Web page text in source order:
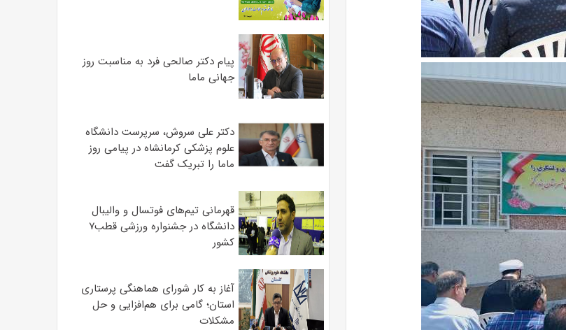
پیام دکتر صالحی فرد به مناسبت روز
جهانی ماما
دکتر علی سروش، سرپرست دانشگاه
علوم پزشکی کرمانشاه در پیامی روز
ماما را تبریک گفت
قهرمانی تیم‌های فوتسال و والیبال
دانشگاه در جشنواره ورزشی قطب۷
کشور
آغاز به کار شورای هماهنگی پرستاری
استان؛ گامی برای هم‌افزایی و حل
مشکلات